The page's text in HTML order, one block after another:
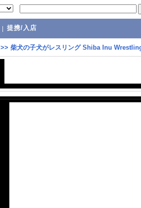
提携/入店
>> 柴犬の子犬がレスリング Shiba Inu